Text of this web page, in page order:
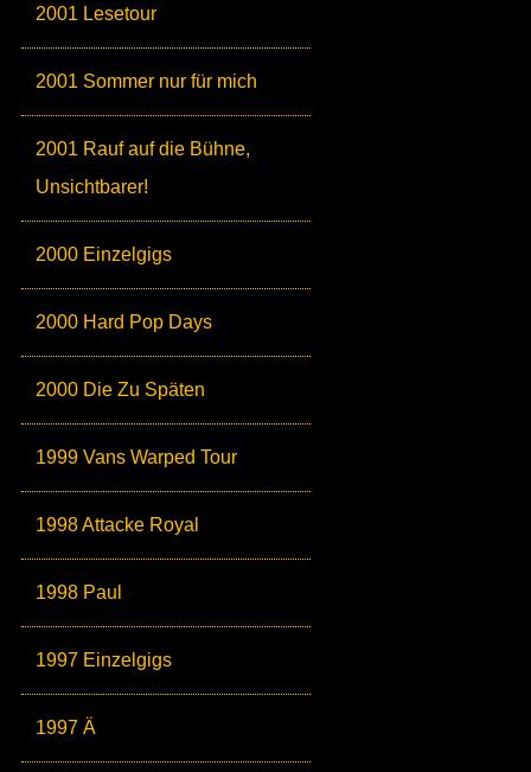
2001 Lesetour
2001 Sommer nur für mich
2001 Rauf auf die Bühne,
Unsichtbarer!
2000 Einzelgigs
2000 Hard Pop Days
2000 Die Zu Späten
1999 Vans Warped Tour
1998 Attacke Royal
1998 Paul
1997 Einzelgigs
1997 Ä